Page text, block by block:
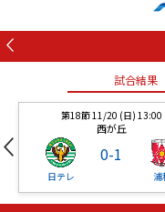
試合結果
第18節 11/20 (日) 13:00
西が丘
日テレ
0-1
浦